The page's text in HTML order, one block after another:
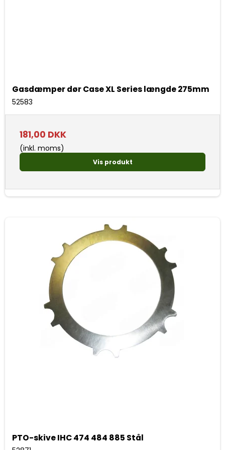
Gasdæmper dør Case XL Series længde 275mm
52583
181,00 DKK
(inkl. moms)
Vis produkt
PTO-skive IHC 474 484 885 Stål